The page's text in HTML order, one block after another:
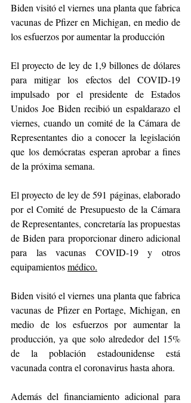
Biden visitó el viernes una planta que fabrica
vacunas de Pfizer en Michigan, en medio de
los esfuerzos por aumentar la producción
El proyecto de ley de 1,9 billones de dólares
para mitigar los efectos del COVID-19
impulsado por el presidente de Estados
Unidos Joe Biden recibió un espaldarazo el
viernes, cuando un comité de la Cámara de
Representantes dio a conocer la legislación
que los demócratas esperan aprobar a fines
de la próxima semana.
El proyecto de ley de 591 páginas, elaborado
por el Comité de Presupuesto de la Cámara
de Representantes, concretaría las propuestas
de Biden para proporcionar dinero adicional
para las vacunas COVID-19 y otros
equipamientos médico.
Biden visitó el viernes una planta que fabrica
vacunas de Pfizer en Portage, Michigan, en
medio de los esfuerzos por aumentar la
producción, ya que solo alrededor del 15%
de la población estadounidense está
vacunada contra el coronavirus hasta ahora.
Además del financiamiento adicional para